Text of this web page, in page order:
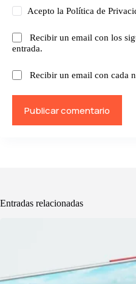
Acepto laPolítica de
Recibir un email con los
entrada.
Recibir un email con cada
Publicar comentario
Entradas relacionadas